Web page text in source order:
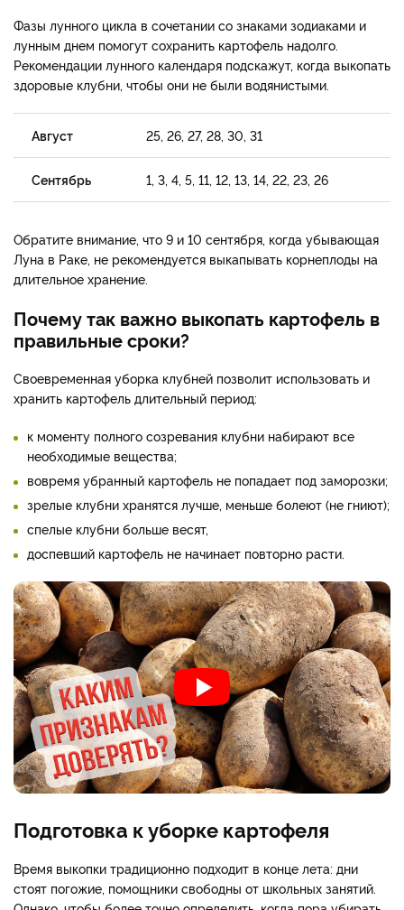
Фазы лунного цикла в сочетании со знаками зодиаками и
лунным днем помогут сохранить картофель надолго.
Рекомендации лунного календаря подскажут, когда выкопать
здоровые клубни, чтобы они не были водянистыми.
Август 25, 26, 27, 28, 30, 31
Сентябрь 1, 3, 4, 5, 11, 12, 13, 14, 22, 23, 26
Обратите внимание, что 9 и 10 сентября, когда убывающая
Луна в Раке, не рекомендуется выкапывать корнеплоды на
длительное хранение.
Почему так важно выкопать картофель в
правильные сроки?
Своевременная уборка клубней позволит использовать и
хранить картофель длительный период:
к моменту полного созревания клубни набирают все
необходимые вещества;
вовремя убранный картофель не попадает под заморозки;
зрелые клубни хранятся лучше, меньше болеют (не гниют);
спелые клубни больше весят,
доспевший картофель не начинает повторно расти.
Подготовка к уборке картофеля
Время выкопки традиционно подходит в конце лета: дни
стоят погожие, помощники свободны от школьных занятий.